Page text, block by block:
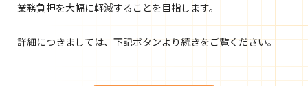
業務負担を大幅に軽減することを目指します。
詳細につきましては、下記ボタンより続きをご覧ください。